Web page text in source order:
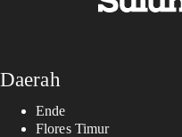
Daerah
Ende
Flores Timur